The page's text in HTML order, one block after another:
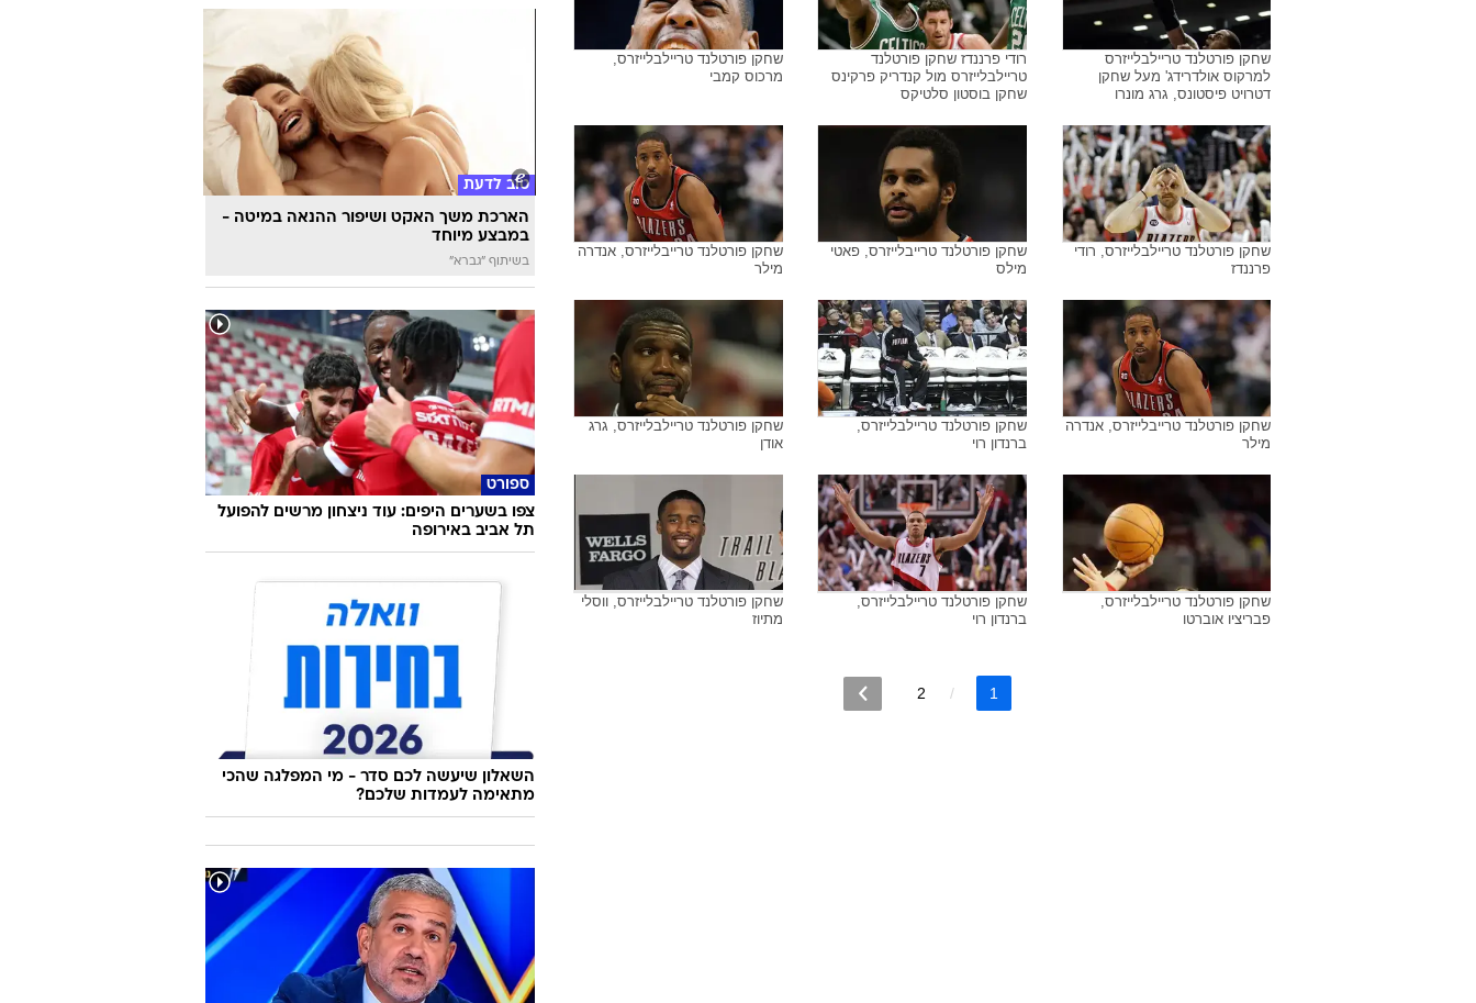
שחקן פורטלנד טריילבלייזרס
למרקוס אולדרידג' מעל שחקן
דטרויט פיסטונס, גרג מונרו
רודי פרננדז שחקן פורטלנד
טריילבלייזרס מול קנדריק פרקינס
שחקן בוסטון סלטיקס
שחקן פורטלנד טריילבלייזרס,
מרכוס קמבי
שחקן פורטלנד טריילבלייזרס, רודי
פרננדז
שחקן פורטלנד טרייבלייזרס, פאטי
מילס
שחקן פורטלנד טרייבלייזרס, אנדרה
מילר
שחקן פורטלנד טרייבלייזרס, אנדרה
מילר
שחקן פורטלנד טריילבלייזרס,
ברנדון רוי
שחקן פורטלנד טריילבלייזרס, גרג
אודן
שחקן פורטלנד טריילבלייזרס,
פבריציו אוברטו
שחקן פורטלנד טריילבלייזרס,
ברנדון רוי
שחקן פורטלנד טריילבלייזרס, ווסלי
מתיוז
1
2
טוב לדעת
הארכת משך האקט ושיפור ההנאה במיטה -
במבצע מיוחד
בשיתוף "גברא"
ספורט
צפו בשערים היפים: עוד ניצחון מרשים להפועל
תל אביב באירופה
השאלון שיעשה לכם סדר - מי המפלגה שהכי
מתאימה לעמדות שלכם?